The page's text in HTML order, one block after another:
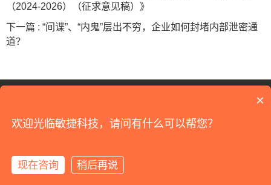
（2024-2026）（征求意见稿）》
下一篇 : “间谍”、“内鬼”层出不穷，企业如何封堵内部泄密通
道？
©2026 All Rights Reserved 江苏敏捷科技
版权所有
×
欢迎光临敏捷科技，请问有什么可以帮您？
现在咨询 稍后再说